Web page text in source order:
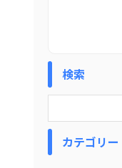
検索
カテゴリー